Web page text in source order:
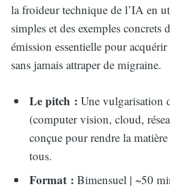
la froideur technique de l’IA en
simples et des exemples
émission essentielle pour acquérir
sans jamais attraper de migraine.
Le pitch : Une vulgarisation
(computer vision, cloud,
conçue pour rendre la matière
tous.
Format : Bimensuel | ~50